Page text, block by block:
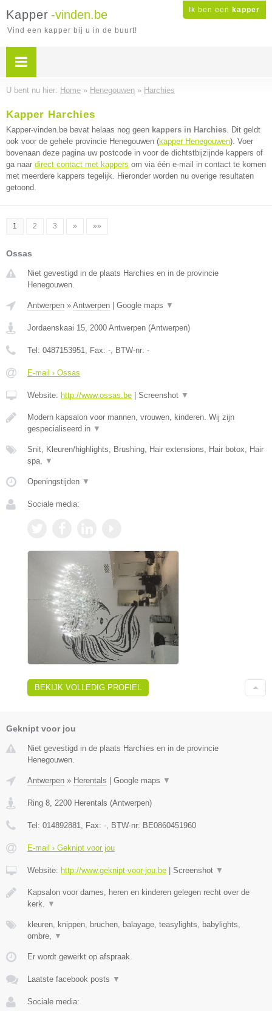
Ik ben een kapper
Kapper -vinden.be
Vind een kapper bij u in de buurt!
U bent nu hier: Home » Henegouwen » Harchies
Kapper Harchies
Kapper-vinden.be bevat helaas nog geen kappers in Harchies. Dit geldt
ook voor de gehele provincie Henegouwen (kapper Henegouwen). Voer
bovenaan deze pagina uw postcode in voor de dichtstbijzijnde kappers of
ga naar direct contact met kappers om via één e-mail in contact te komen
met meerdere kappers tegelijk. Hieronder worden nu overige resultaten
getoond.
1 2 3 » »»
Ossas
Niet gevestigd in de plaats Harchies en in de provincie
Henegouwen.
Antwerpen » Antwerpen Google maps ▼
Jordaenskaai 15, 2000 Antwerpen (Antwerpen)
Tel: 0487153951, Fax: -, BTW-nr: -
E-mail › Ossas
Website: http://www.ossas.be Screenshot ▼
Modern kapsalon voor mannen, vrouwen, kinderen. Wij zijn
gespecialiseerd in ▼
Snit, Kleuren/highlights, Brushing, Hair extensions, Hair botox, Hair
spa, ▼
Openingstijden ▼
Sociale media:
BEKIJK VOLLEDIG PROFIEL
Geknipt voor jou
Niet gevestigd in de plaats Harchies en in de provincie
Henegouwen.
Antwerpen » Herentals | Google maps ▼
Ring 8 2200 Herentals (Antwerpen)
Tel: 014892881 , Fax: - , BTW-nr: BE0860451960
E-mail › Geknipt voor jou
Website: http://www.geknipt-voor-jou.be | Screenshot ▼
Kapsalon voor dames, heren en kinderen gelegen recht over de
kerk.
▼
kleuren, knippen, bruchen, balayage, teasylights, babylights,
ombre,
▼
Er wordt gewerkt op afspraak.
Laatste facebook posts ▼
Sociale media: